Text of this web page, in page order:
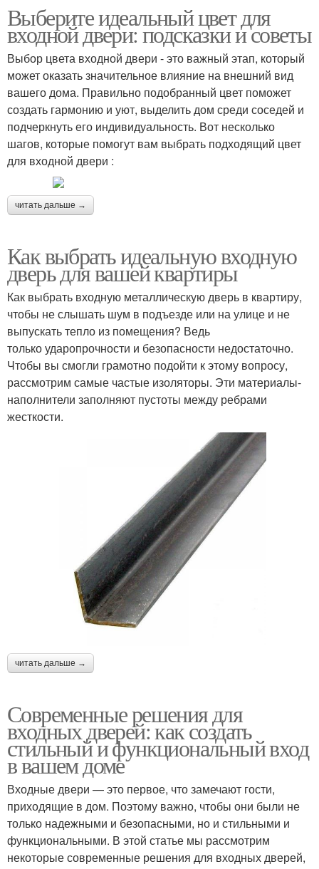
Выберите идеальный цвет для
входной двери: подсказки и советы
Выбор цвета входной двери - это важный этап, который
может оказать значительное влияние на внешний вид
вашего дома. Правильно подобранный цвет поможет
создать гармонию и уют, выделить дом среди соседей и
подчеркнуть его индивидуальность. Вот несколько
шагов, которые помогут вам выбрать подходящий цвет
для входной двери :
читать дальше →
Как выбрать идеальную входную
дверь для вашей квартиры
Как выбрать входную металлическую дверь в квартиру,
чтобы не слышать шум в подъезде или на улице и не
выпускать тепло из помещения? Ведь
только ударопрочности и безопасности недостаточно.
Чтобы вы смогли грамотно подойти к этому вопросу,
рассмотрим самые частые изоляторы. Эти материалы-
наполнители заполняют пустоты между ребрами
жесткости.
читать дальше →
Современные решения для
входных дверей: как создать
стильный и функциональный вход
в вашем доме
Входные двери — это первое, что замечают гости,
приходящие в дом. Поэтому важно, чтобы они были не
только надежными и безопасными, но и стильными и
функциональными. В этой статье мы рассмотрим
некоторые современные решения для входных дверей,